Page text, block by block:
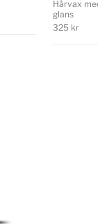
Hårvax
glans
325 kr